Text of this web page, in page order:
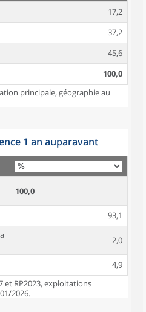
17,2
37,2
45,6
100,0
principale, géographie au
1 an auparavant
100,0
93,1
2,0
4,9
et RP2023, exploitations
2026.